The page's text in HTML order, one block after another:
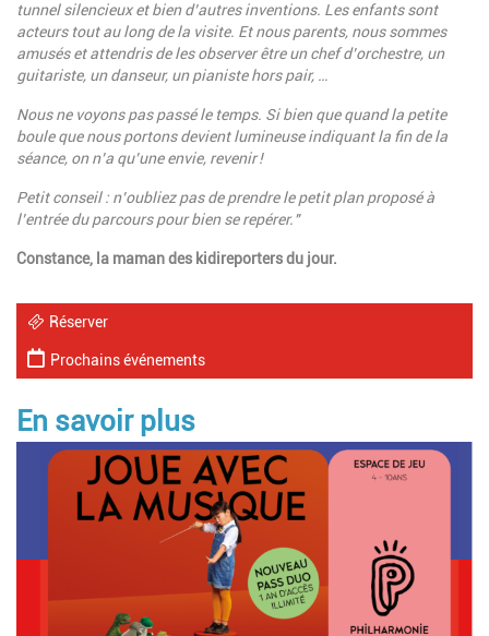
tunnel silencieux et bien d’autres inventions. Les enfants sont
acteurs tout au long de la visite. Et nous parents, nous sommes
amusés et attendris de les observer être un chef d’orchestre, un
guitariste, un danseur, un pianiste hors pair, …
Nous ne voyons pas passé le temps. Si bien que quand la petite
boule que nous portons devient lumineuse indiquant la fin de la
séance, on n’a qu’une envie, revenir !
Petit conseil : n’oubliez pas de prendre le petit plan proposé à
l’entrée du parcours pour bien se repérer."
Constance, la maman des kidireporters du jour.
Réserver
Prochains événements
En savoir plus